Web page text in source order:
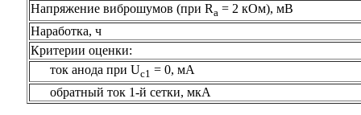
Напряжение виброшумов (при Rа = 2 кОм), мВ
Наработка, ч
Критерии оценки:
ток анода при Uс1 = 0, мА
обратный ток 1-й сетки, мкА